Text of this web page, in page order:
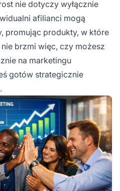
nie dotyczy wyłącznie
afilianci mogą
promując produkty, w które
brzmi więc, czy możesz
na marketingu
gotów strategicznie